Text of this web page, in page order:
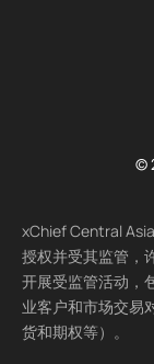
©
xChief Central
授权并受其监管，
开展受监管活动，
业客户和市场交易
货和期权等）。